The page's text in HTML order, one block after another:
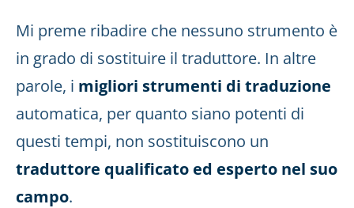
Mi preme ribadire che nessuno strumento è
in grado di sostituire il traduttore. In altre
parole, i migliori strumenti di traduzione
automatica, per quanto siano potenti di
questi tempi, non sostituiscono un
traduttore qualificato ed esperto nel suo
campo.